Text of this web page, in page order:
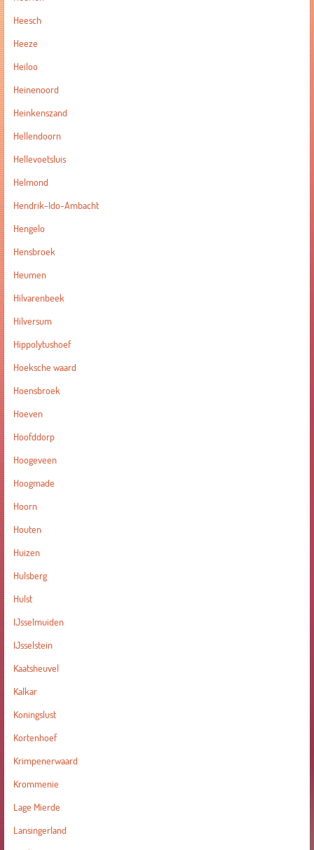
Heesch
Heeze
Heiloo
Heinenoord
Heinkenszand
Hellendoorn
Hellevoetsluis
Helmond
Hendrik-Ido-Ambacht
Hengelo
Hensbroek
Heumen
Hilvarenbeek
Hilversum
Hippolytushoef
Hoeksche waard
Hoensbroek
Hoeven
Hoofddorp
Hoogeveen
Hoogmade
Hoorn
Houten
Huizen
Hulsberg
Hulst
IJsselmuiden
IJsselstein
Kaatsheuvel
Kalkar
Koningslust
Kortenhoef
Krimpenerwaard
Krommenie
Lage Mierde
Lansingerland